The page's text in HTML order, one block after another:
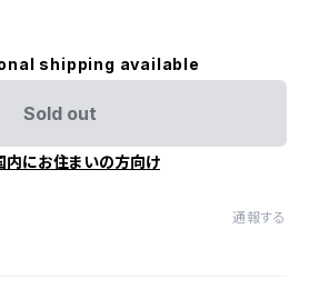
shipping available
Sold out
内にお住まいの方向け
通報する